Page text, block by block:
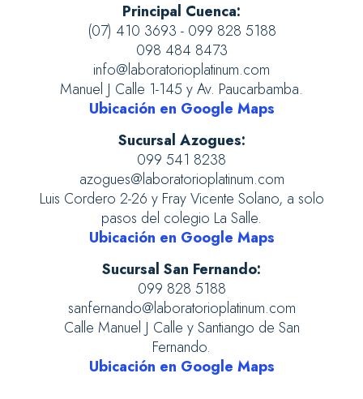
Principal Cuenca:
(07) 410 3693 - 099 828 5188
098 484 8473
info@laboratorioplatinum.com
Manuel J Calle 1-145 y Av. Paucarbamba.
Ubicación en Google Maps
Sucursal Azogues:
099 541 8238
azogues@laboratorioplatinum.com
Luis Cordero 2-26 y Fray Vicente Solano, a solo
pasos del colegio La Salle.
Ubicación en Google Maps
Sucursal San Fernando:
099 828 5188
sanfernando@laboratorioplatinum.com
Calle Manuel J Calle y Santiango de San
Fernando.
Ubicación en Google Maps